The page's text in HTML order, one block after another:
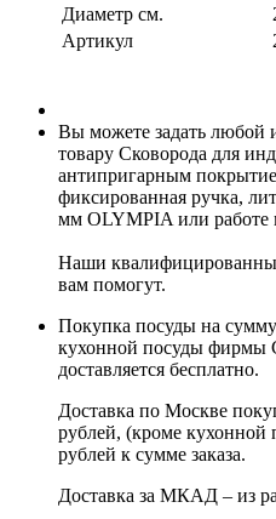
Диаметр см.
Артикул
Вы можете задать любой
товару Сковорода для
антипригарным
фиксированная ручка,
мм OLYMPIA или работе
Наши
вам помогут.
Покупка посуды на
кухонной посуды
доставляется бесплатно.
Доставка по Москве
рублей, (кроме
рублей к сумме заказа.
Доставка за МКАД – из